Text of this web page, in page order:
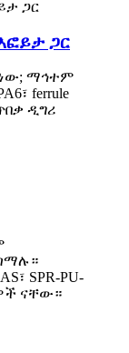
ጋር
ነው; ማኅተም
ferrule
ዲግሪ
SPR-PU-
ናቸው።